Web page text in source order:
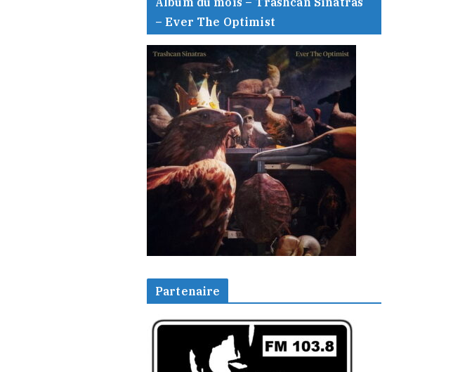
– Ever The Optimist
Partenaire